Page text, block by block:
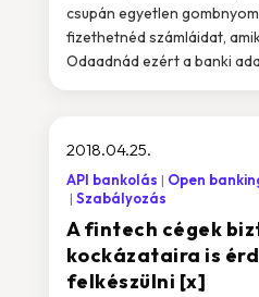
csupán egyetlen
fizethetnéd számláidat,
Odaadnád ezért a banki
A fintech cégek
kockázataira is
felkészülni [x]
2018.04.25.
API bankolás Open
Szabályozás